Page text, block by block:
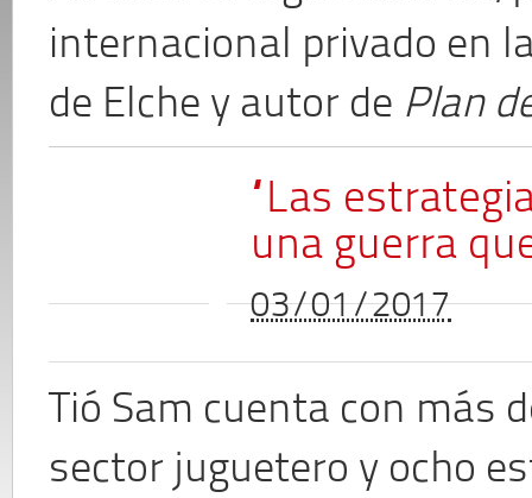
internacional privado en
de Elche y autor de Plan
“Las
una guerra
03/01/2017
Tió Sam cuenta con más
sector juguetero y ocho